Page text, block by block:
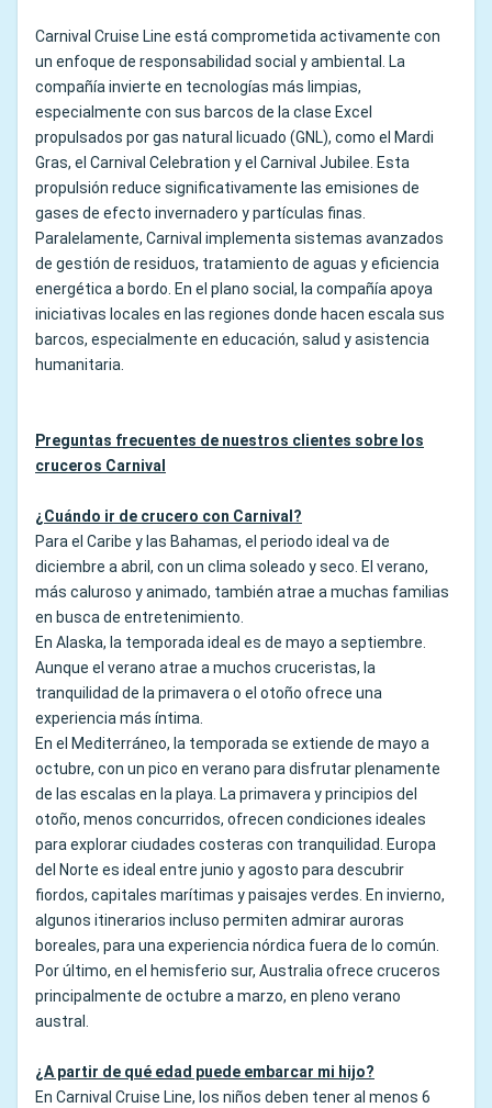
Carnival Cruise Line está comprometida activamente con
un enfoque de responsabilidad social y ambiental. La
compañía invierte en tecnologías más limpias,
especialmente con sus barcos de la clase Excel
propulsados por gas natural licuado (GNL), como el Mardi
Gras, el Carnival Celebration y el Carnival Jubilee. Esta
propulsión reduce significativamente las emisiones de
gases de efecto invernadero y partículas finas.
Paralelamente, Carnival implementa sistemas avanzados
de gestión de residuos, tratamiento de aguas y eficiencia
energética a bordo. En el plano social, la compañía apoya
iniciativas locales en las regiones donde hacen escala sus
barcos, especialmente en educación, salud y asistencia
humanitaria.
Preguntas frecuentes de nuestros clientes sobre los
cruceros Carnival
¿Cuándo ir de crucero con Carnival?
Para el Caribe y las Bahamas, el periodo ideal va de
diciembre a abril, con un clima soleado y seco. El verano,
más caluroso y animado, también atrae a muchas familias
en busca de entretenimiento.
En Alaska, la temporada ideal es de mayo a septiembre.
Aunque el verano atrae a muchos cruceristas, la
tranquilidad de la primavera o el otoño ofrece una
experiencia más íntima.
En el Mediterráneo, la temporada se extiende de mayo a
octubre, con un pico en verano para disfrutar plenamente
de las escalas en la playa. La primavera y principios del
otoño, menos concurridos, ofrecen condiciones ideales
para explorar ciudades costeras con tranquilidad. Europa
del Norte es ideal entre junio y agosto para descubrir
fiordos, capitales marítimas y paisajes verdes. En invierno,
algunos itinerarios incluso permiten admirar auroras
boreales, para una experiencia nórdica fuera de lo común.
Por último, en el hemisferio sur, Australia ofrece cruceros
principalmente de octubre a marzo, en pleno verano
austral.
¿A partir de qué edad puede embarcar mi hijo?
En Carnival Cruise Line, los niños deben tener al menos 6